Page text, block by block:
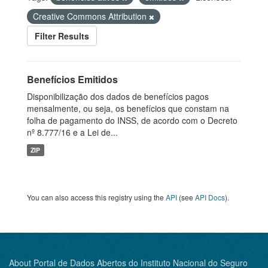
Creative Commons Attribution
Filter Results
Benefícios Emitidos
Disponibilização dos dados de benefícios pagos
mensalmente, ou seja, os benefícios que constam na
folha de pagamento do INSS, de acordo com o Decreto
nº 8.777/16 e a Lei de...
ZIP
You can also access this registry using the API (see API Docs).
About Portal de Dados Abertos do Instituto Nacional do Seguro